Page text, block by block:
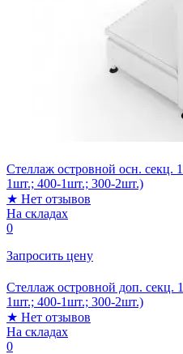
Стеллаж островной осн. секц.
1шт.; 400-1шт.; 300-2шт.)
★ Нет отзывов
На складах
0
Запросить цену
Стеллаж островной доп. секц.
1шт.; 400-1шт.; 300-2шт.)
★ Нет отзывов
На складах
0